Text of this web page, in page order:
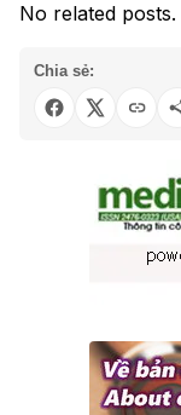
No related posts.
Chia sẻ: